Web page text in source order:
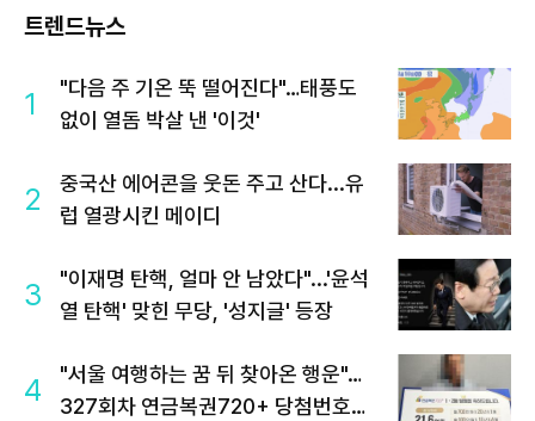
트렌드뉴스
1
"다음 주 기온 뚝 떨어진다"…태풍도
없이 열돔 박살 낸 '이것'
2
중국산 에어콘을 웃돈 주고 산다...유
럽 열광시킨 메이디
3
"이재명 탄핵, 얼마 안 남았다"...'윤석
열 탄핵' 맞힌 무당, '성지글' 등장
4
"서울 여행하는 꿈 뒤 찾아온 행운"…
327회차 연금복권720+ 당첨번호조